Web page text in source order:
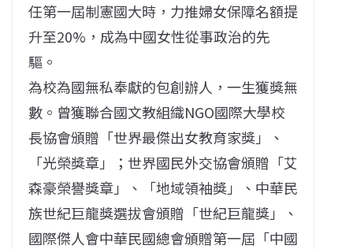
任第一屆制憲國大時，力推婦女保障名額提
升至20%，成為中國女性從事政治的先
驅。
為校為國無私奉獻的包創辦人，一生獲獎無
數。曾獲聯合國文教組織NGO國際大學校
長協會頒贈「世界最傑出女教育家獎」、
「光榮獎章」；世界國民外交協會頒贈「艾
森豪榮譽獎章」、「地域領袖獎」、中華民
族世紀巨龍獎選拔會頒贈「世紀巨龍獎」、
國際傑人會中華民國總會頒贈第一屆「中國